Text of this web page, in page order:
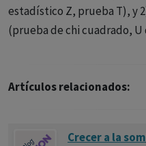
estadístico Z, prueba T), y
(prueba de chi cuadrado, U
Artículos relacionados:
Crecer a la